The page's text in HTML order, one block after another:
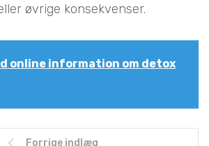
øvrige konsekvenser.
online information om detox
Forrige indlæg